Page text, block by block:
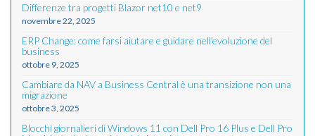
Differenze tra progetti Blazor net10 e net9
novembre 22, 2025
ERP Change: come farsi aiutare e guidare nell'evoluzione del
business
ottobre 9, 2025
Cambiare da NAV a Business Central è una transizione non una
migrazione
ottobre 3, 2025
Blocchi giornalieri di Windows 11 con Dell Pro 16 Plus e Dell Pro